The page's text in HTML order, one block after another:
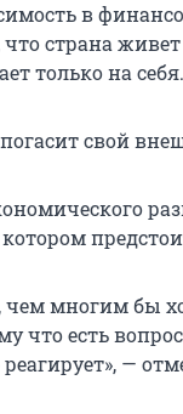
в
что страна
только на себя.
свой
чем многим бы
что есть
—